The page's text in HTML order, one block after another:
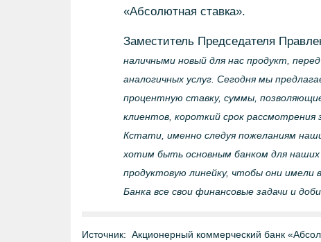
«Абсолютная ставка».
Заместитель Председателя
наличными новый для нас продукт,
аналогичных услуг. Сегодня мы
процентную ставку, суммы,
клиентов, короткий срок рассмотрения
Кстати, именно следуя пожеланиям
хотим быть основным банком для
продуктовую линейку, чтобы они
Банка все свои финансовые задачи и
Источник: Акционерный коммерческий банк